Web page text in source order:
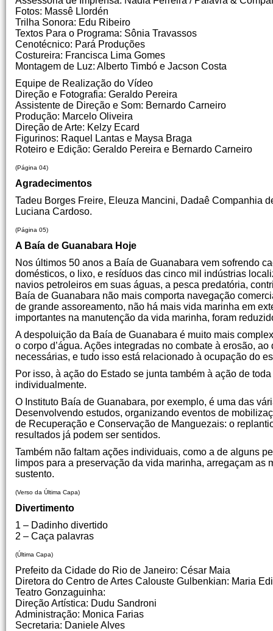
Fotos: Massê Llordén
Trilha Sonora: Edu Ribeiro
Textos Para o Programa: Sônia Travassos
Cenotécnico: Pará Produções
Costureira: Francisca Lima Gomes
Montagem de Luz: Alberto Timbó e Jacson Costa
Equipe de Realização do Vídeo
Direção e Fotografia: Geraldo Pereira
Assistente de Direção e Som: Bernardo Carneiro
Produção: Marcelo Oliveira
Direção de Arte: Kelzy Ecard
Figurinos: Raquel Lantas e Maysa Braga
Roteiro e Edição: Geraldo Pereira e Bernardo Carneiro
(Página 04)
Agradecimentos
Tadeu Borges Freire, Eleuza Mancini, Dadaê Companhia
Luciana Cardoso.
(Página 05)
A Baía de Guanabara Hoje
Nos últimos 50 anos a Baía de Guanabara vem sofrendo
domésticos, o lixo, e resíduos das cinco mil indústrias
navios petroleiros em suas águas, a pesca predatória,
Baía de Guanabara não mais comporta navegação
de grande assoreamento, não há mais vida marinha em
importantes na manutenção da vida marinha, foram
A despoluição da Baía de Guanabara é muito mais
o corpo d’água. Ações integradas no combate à erosão,
necessárias, e tudo isso está relacionado à ocupação do
Por isso, à ação do Estado se junta também à ação de
individualmente.
O Instituto Baía de Guanabara, por exemplo, é uma das
Desenvolvendo estudos, organizando eventos de
de Recuperação e Conservação de Manguezais: o
resultados já podem ser sentidos.
Também não faltam ações individuais, como a de alguns
limpos para a preservação da vida marinha, arregaçam
sustento.
(Verso da Última Capa)
Divertimento
1 – Dadinho divertido
2 – Caça palavras
(Última Capa)
Prefeito da Cidade do Rio de Janeiro: César Maia
Diretora do Centro de Artes Calouste Gulbenkian: Maria
Teatro Gonzaguinha:
Direção Artística: Dudu Sandroni
Administração: Monica Farias
Secretaria: Daniele Alves